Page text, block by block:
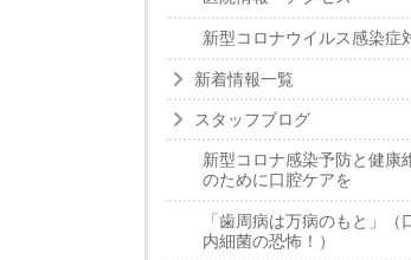
新型コロナウイルス感染症
新着情報一覧
スタッフブログ
新型コロナ感染予防と健康
のために口腔ケアを
「歯周病は万病のもと」（
内細菌の恐怖！）